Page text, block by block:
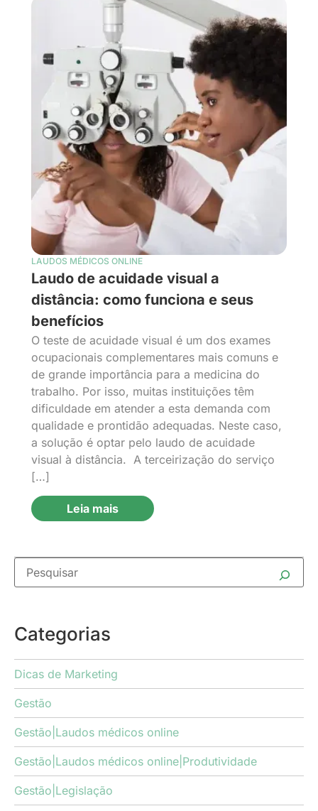
LAUDOS MÉDICOS ONLINE
Laudo de acuidade visual a
distância: como funciona e seus
benefícios
O teste de acuidade visual é um dos exames
ocupacionais complementares mais comuns e
de grande importância para a medicina do
trabalho. Por isso, muitas instituições têm
dificuldade em atender a esta demanda com
qualidade e prontidão adequadas. Neste caso,
a solução é optar pelo laudo de acuidade
visual à distância. A terceirização do serviço
[…]
Leia mais
Categorias
Dicas de Marketing
Gestão
Gestão|Laudos médicos online
Gestão|Laudos médicos online|Produtividade
Gestão|Legislação